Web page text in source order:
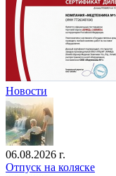
Новости
06.08.2026 г.
Отпуск на коляске